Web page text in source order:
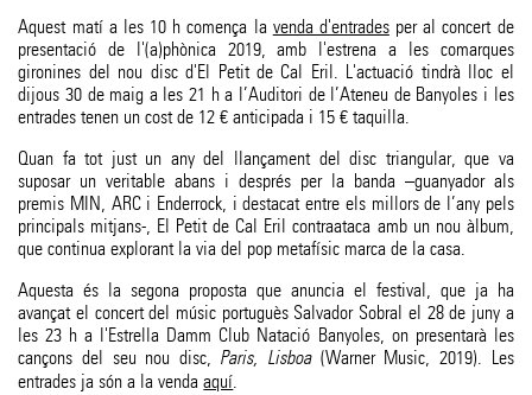
Aquest matí a les 10 h comença la venda d'entradesper al concert de
presentació de l'(a)phònica 2019, amb l'estrena a les comarques
gironines del nou disc d'El Petit de Cal Eril. L'actuació tindrà lloc el
dijous 30 de maig a les 21 h a l’Auditori de l’Ateneu de Banyoles i les
entrades tenen un cost de 12 € anticipada i 15 € taquilla.
Quan fa tot just un any del llançament del disc triangular, que va
suposar un veritable abans i després per la banda –guanyador als
premis MIN, ARC i Enderrock, i destacat entre els millors de l’any pels
principals mitjans-, El Petit de Cal Eril contraataca amb un nou àlbum,
que continua explorant la via del pop metafísic marca de la casa.
Aquesta és la segona proposta que anuncia el festival, que ja ha
avançat el concert del músic portuguès Salvador Sobral el 28 de juny a
les 23 h a l'Estrella Damm Club Natació Banyoles, on presentarà les
cançons del seu nou disc, Paris, Lisboa(Warner Music, 2019). Les
entrades ja són a la vendaaquí.